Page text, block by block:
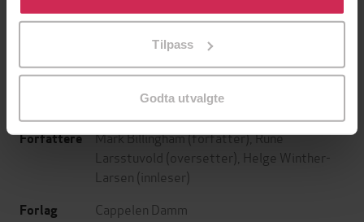
tilpasse ditt samtykke til spesifikke formål ved å klikke
Tilpass
Godta utvalgte
Minnesota
Døde sjeler synger ikke
Forfattere Mark Billingham(forfatter),Rune
Larsstuvold (oversetter), Helge Winther-
Larsen (innleser)
Forlag Cappelen Damm